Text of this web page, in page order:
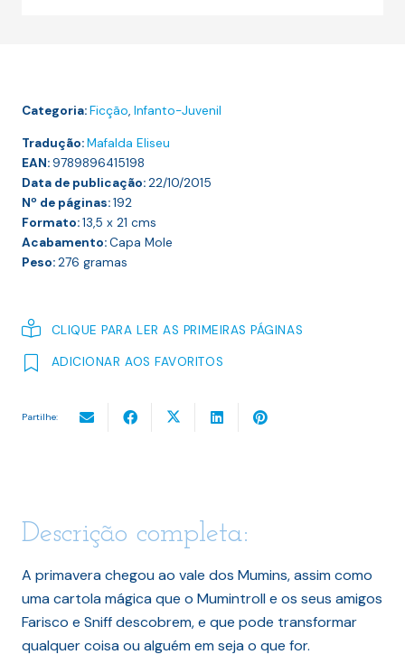
Categoria:Ficção, Infanto-Juvenil
Tradução:Mafalda Eliseu
EAN:9789896415198
Data de publicação:22/10/2015
Nº de páginas:192
Formato:13,5 x 21 cms
Acabamento:Capa Mole
Peso:276 gramas
CLIQUE PARA LER AS PRIMEIRAS PÁGINAS
ADICIONAR AOS FAVORITOS
Partilhe:
Descrição completa:
A primavera chegou ao vale dos Mumins, assim como
uma cartola mágica que o Mumintroll e os seus amigos
Farisco e Sniff descobrem, e que pode transformar
qualquer coisa ou alguém em seja o que for.